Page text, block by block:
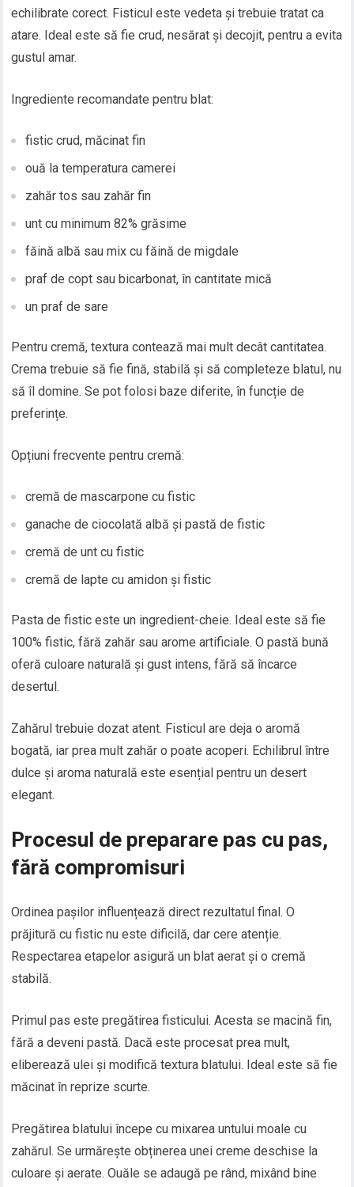
echilibrate corect. Fisticul este vedeta și trebuie tratat ca
atare. Ideal este să fie crud, nesărat și decojit, pentru a evita
gustul amar.
Ingrediente recomandate pentru blat:
fistic crud, măcinat fin
ouă la temperatura camerei
zahăr tos sau zahăr fin
unt cu minimum 82% grăsime
făină albă sau mix cu făină de migdale
praf de copt sau bicarbonat, în cantitate mică
un praf de sare
Pentru cremă, textura contează mai mult decât cantitatea.
Crema trebuie să fie fină, stabilă și să completeze blatul, nu
să îl domine. Se pot folosi baze diferite, în funcție de
preferințe.
Opțiuni frecvente pentru cremă:
cremă de mascarpone cu fistic
ganache de ciocolată albă și pastă de fistic
cremă de unt cu fistic
cremă de lapte cu amidon și fistic
Pasta de fistic este un ingredient-cheie. Ideal este să fie
100% fistic, fără zahăr sau arome artificiale. O pastă bună
oferă culoare naturală și gust intens, fără să încarce
desertul.
Zahărul trebuie dozat atent. Fisticul are deja o aromă
bogată, iar prea mult zahăr o poate acoperi. Echilibrul între
dulce și aroma naturală este esențial pentru un desert
elegant.
Procesul de preparare pas cu pas,
fără compromisuri
Ordinea pașilor influențează direct rezultatul final. O
prăjitură cu fistic nu este dificilă, dar cere atenție.
Respectarea etapelor asigură un blat aerat și o cremă
stabilă.
Primul pas este pregătirea fisticului. Acesta se macină fin,
fără a deveni pastă. Dacă este procesat prea mult,
eliberează ulei și modifică textura blatului. Ideal este să fie
măcinat în reprize scurte.
Pregătirea blatului începe cu mixarea untului moale cu
zahărul. Se urmărește obținerea unei creme deschise la
culoare și aerate. Ouăle se adaugă pe rând, mixând bine